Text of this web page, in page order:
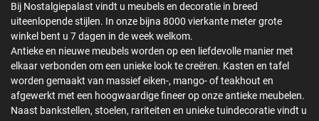
Bij Nostalgiepalast vindt u meubels en decoratie in breed
uiteenlopende stijlen. In onze bijna 8000 vierkante meter grote
winkel bent u 7 dagen in de week welkom.
Antieke en nieuwe meubels worden op een liefdevolle manier met
elkaar verbonden om een unieke look te creëren. Kasten en tafel
worden gemaakt van massief eiken-, mango- of teakhout en
afgewerkt met een hoogwaardige fineer op onze antieke meubelen.
Naast bankstellen, stoelen, rariteiten en unieke tuindecoratie vindt u